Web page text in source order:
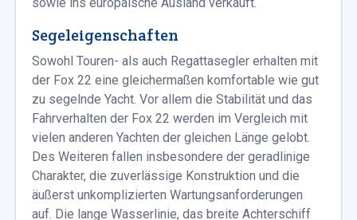
Segeleigenschaften
Sowohl Touren- als auch Regattasegler erhalten mit
der Fox 22 eine gleichermaßen komfortable wie gut
zu segelnde Yacht. Vor allem die Stabilität und das
Fahrverhalten der Fox 22 werden im Vergleich mit
vielen anderen Yachten der gleichen Länge gelobt.
Des Weiteren fallen insbesondere der geradlinige
Charakter, die zuverlässige Konstruktion und die
äußerst unkomplizierten Wartungsanforderungen
auf. Die lange Wasserlinie, das breite Achterschiff